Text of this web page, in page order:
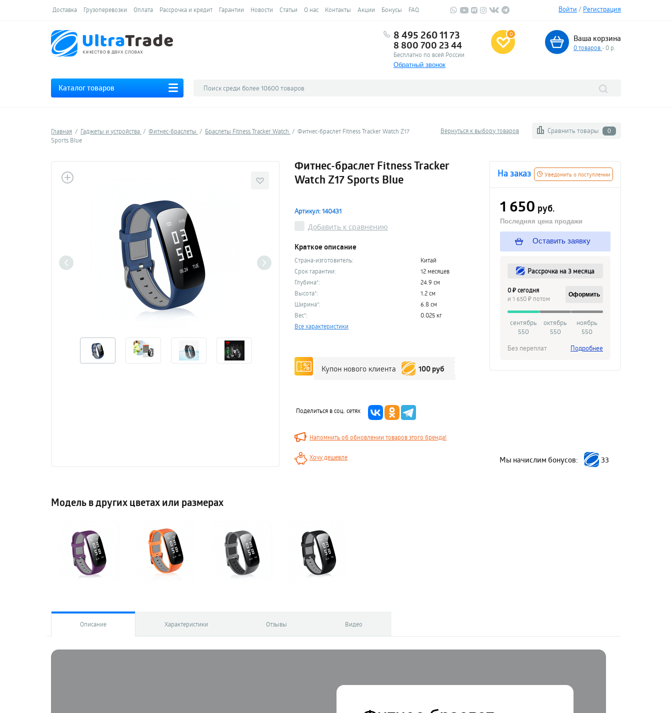
Доставка Грузоперевозки Оплата Рассрочка и кредит Гарантии Новости Статьи О нас Контакты Акции Бонусы FAQ Войти / Регистрация
8 495 260 11 73
8 800 700 23 44
Бесплатно по всей России
Обратный звонок
0 Ваша корзина
0товаров - 0 р.
Каталог товаров
Вернуться к выбору товаров Сравнить товары 0
Главная Гаджеты и устройства Фитнес-браслеты Браслеты Fitness Tracker Watch
Фитнес-браслет Fitness Tracker Watch Z17
Sports Blue
Фитнес-браслет Fitness Tracker
Watch Z17 Sports Blue
Артикул: 140431
Добавить к сравнению
Краткое описание
Страна-изготовитель:
Китай
Срок гарантии:
12 месяцев
Глубина*:
24.9 см
Высота*:
1.2 см
Ширина*:
6.8 см
Вес*:
0.025 кг
Все характеристики
Купон нового клиента 100 руб
Поделиться в соц. сетях
Напомнить об обновлении товаров этого бренда!
Хочу дешевле
Уведомить о поступлении
На заказ
1 650 руб.
Последняя цена продажи
Оставить заявку
Рассрочка на 3 месяца
0 ₽ сегодня
и 1 650 ₽ потом
Оформить
сентябрь
550
октябрь
550
ноябрь
550
Без переплат
Подробнее
Мы начислим бонусов: 33
Модель в других цветах или размерах
Описание Характеристики Отзывы Видео